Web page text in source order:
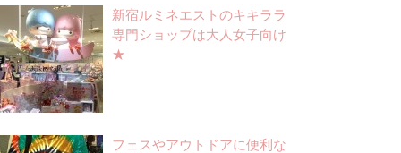
新宿ルミネエストのキキララ
専門ショップは大人女子向け
★
フェスやアウトドアに便利な